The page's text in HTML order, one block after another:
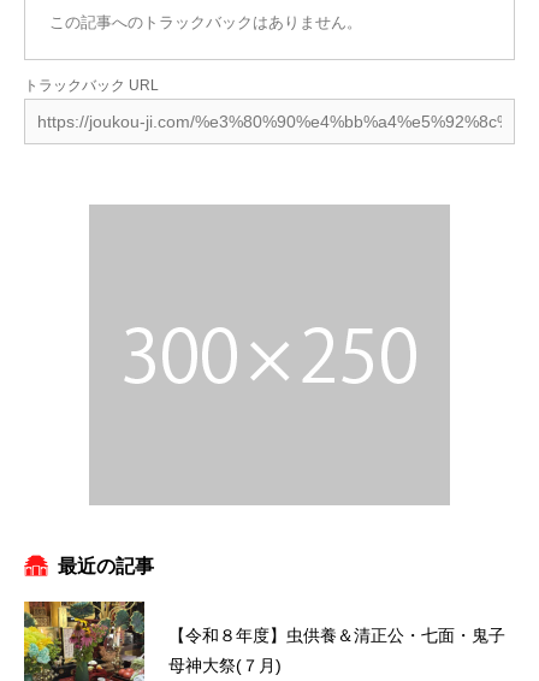
この記事へのトラックバックはありません。
トラックバック URL
最近の記事
【令和８年度】虫供養＆清正公・七面・鬼子
母神大祭(７月)